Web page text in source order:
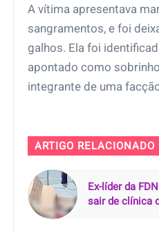
A vítima apresentava
sangramentos, e foi
galhos. Ela foi
apontado como
integrante de uma
ARTIGO RELACIONADO
Ex-líder da
sair de clínica